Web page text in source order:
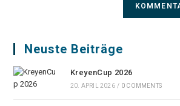
Neuste Beiträge
KreyenCup 2026
20. APRIL 2026 / 0 COMMENTS